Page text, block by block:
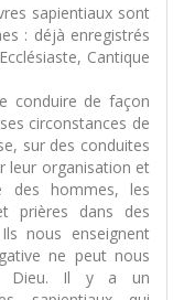
sapientiaux sont
: déjà enregistrés
Cantique
conduire de façon
circonstances de
sur des conduites
leur organisation et
des hommes, les
prières dans des
nous enseignent
ne peut nous
Dieu. Il y a un